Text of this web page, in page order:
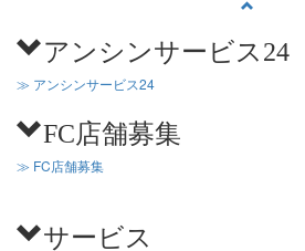
アンシンサービス24
≫ アンシンサービス24
FC店舗募集
≫ FC店舗募集
サービス